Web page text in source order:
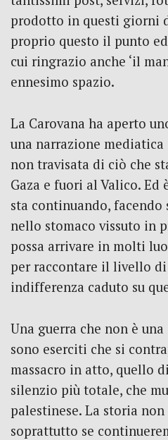
prodotto in questi giorni
proprio questo il punto
cui ringrazio anche ‘il
ennesimo spazio.
La Carovana ha aperto
una narrazione
non travisata di ciò che
Gaza e fuori al Valico. Ed
sta continuando, facendo
nello stomaco vissuto in
possa arrivare in molti
per raccontare il livello
indifferenza caduto su
Una guerra che non è
sono eserciti che si
massacro in atto, quello
silenzio più totale, che
palestinese. La storia
soprattutto se